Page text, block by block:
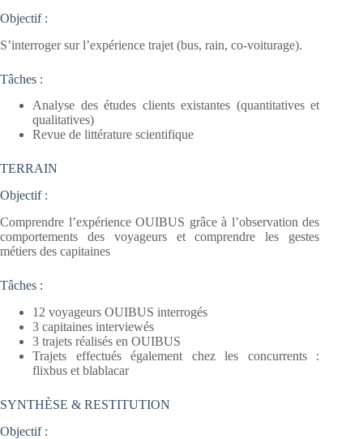
Objectif :
S’interroger sur l’expérience trajet (bus, rain, co-voiturage).
Tâches :
Analyse des études clients existantes (quantitatives et
qualitatives)
Revue de littérature scientifique
TERRAIN
Objectif :
Comprendre l’expérience OUIBUS grâce à l’observation des
comportements des voyageurs et comprendre les gestes
métiers des capitaines
Tâches :
12 voyageurs OUIBUS interrogés
3 capitaines interviewés
3 trajets réalisés en OUIBUS
Trajets effectués également chez les concurrents :
flixbus et blablacar
SYNTHÈSE & RESTITUTION
Objectif :